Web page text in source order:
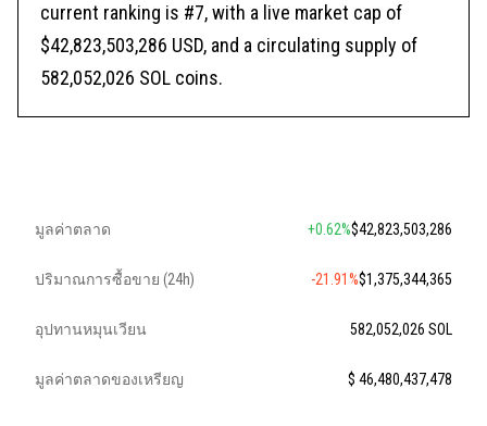
current ranking is #7, with a live market cap of
$42,823,503,286 USD, and a circulating supply of
582,052,026 SOL coins.
มูลค่าตลาด +0.62%$42,823,503,286
ปริมาณการซื้อขาย (24h) -21.91%$1,375,344,365
อุปทานหมุนเวียน 582,052,026 SOL
มูลค่าตลาดของเหรียญ $ 46,480,437,478